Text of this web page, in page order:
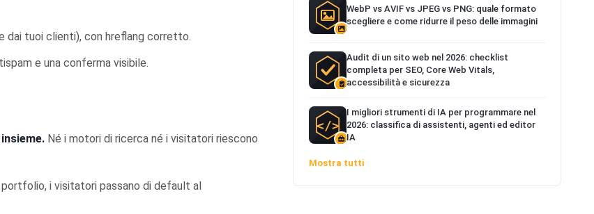
dai tuoi clienti), con hreflang corretto.
e una conferma visibile.
Né i motori di ricerca né i visitatori riescono
portfolio, i visitatori passano di default al
WebP vs AVIF vs JPEG vs PNG: quale formato
scegliere e come ridurre il peso delle immagini
Audit di un sito web nel 2026: checklist
completa per SEO, Core Web Vitals,
accessibilità e sicurezza
I migliori strumenti di IA per programmare nel
2026: classifica di assistenti, agenti ed editor
IA
Mostra tutti